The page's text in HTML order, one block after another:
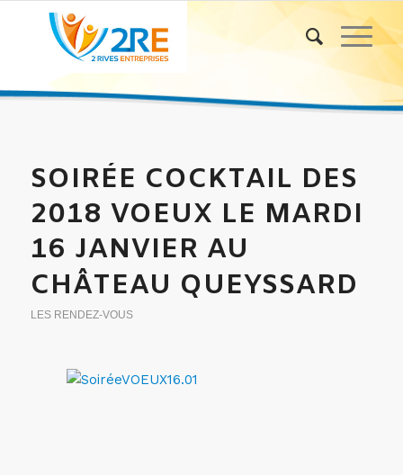
SOIRÉE COCKTAIL DES
2018 VOEUX LE MARDI
16 JANVIER AU
CHÂTEAU QUEYSSARD
LES RENDEZ-VOUS